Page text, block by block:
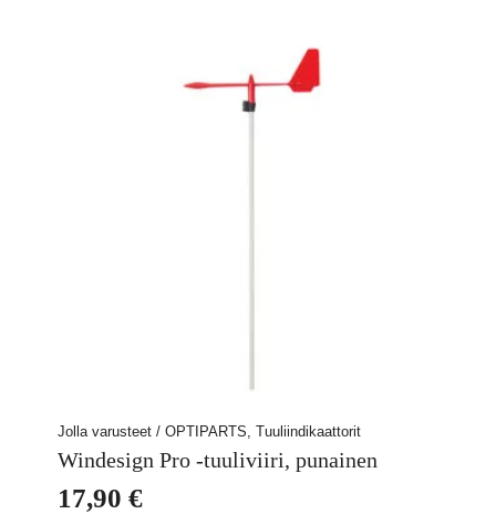
Jolla varusteet / OPTIPARTS, Tuuliindikaattorit
Windesign Pro -tuuliviiri, punainen
17,90 €